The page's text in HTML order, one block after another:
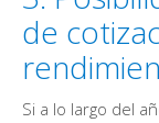
de
Si a lo largo del